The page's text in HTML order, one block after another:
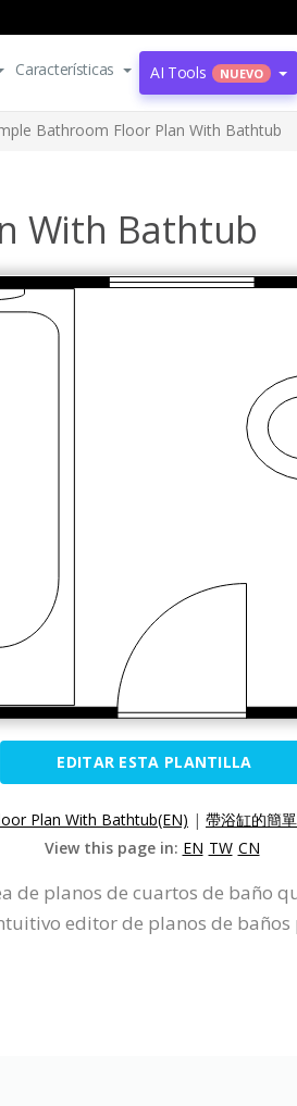
Características AI Tools NUEVO
Bathroom Floor Plan With Bathtub
With Bathtub
EDITAR ESTA PLANTILLA
Plan With Bathtub(EN) | 帶浴缸的簡
View this page in: EN TW CN
de planos de cuartos de baño
editor de planos de